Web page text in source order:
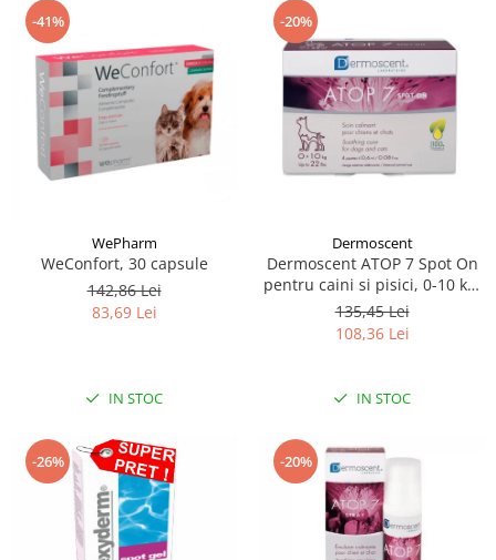
-41%
WePharm
WeConfort, 30 capsule
142,86 Lei
83,69 Lei
IN STOC
-20%
Dermoscent
Dermoscent ATOP 7 Spot On
pentru caini si pisici, 0-10 kg,
4 pipete
135,45 Lei
108,36 Lei
IN STOC
-26% -20%